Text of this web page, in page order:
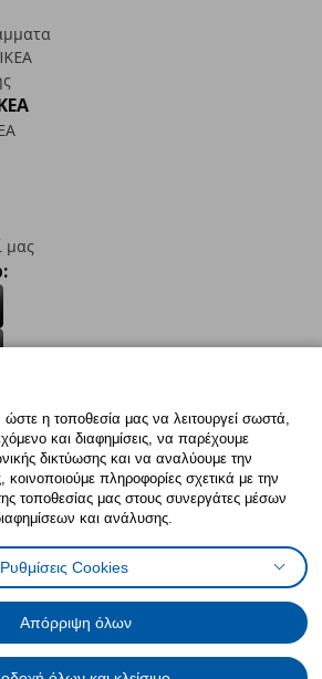
μας
YoutubePinterestTwitter
Δήλωση ψηφιακής προσβασιμότητας
/ Ακύρωσης
Προσωπικών Δεδομένων
Δεδομένων για IKEA.com.cy
η τοποθεσία μας να λειτουργεί σωστά,
και διαφημίσεις, να παρέχουμε
δικτύωσης και να αναλύουμε την
πληροφορίες σχετικά με την
τοποθεσίας μας στους συνεργάτες μέσων
και ανάλυσης.
Ρυθμίσεις Cookies
Απόρριψη όλων